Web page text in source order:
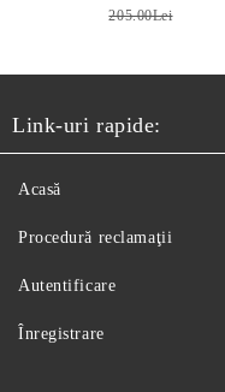
205.00Lei
Link-uri rapide:
Acasă
Procedură reclamaţii
Autentificare
Înregistrare